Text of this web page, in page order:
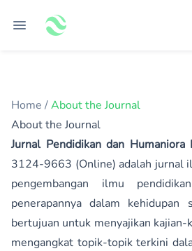
Home /About the Journal
About the Journal
Jurnal Pendidikan dan Humaniora
3124-9663 (Online) adalah jurnal
pengembangan ilmu
penerapannya dalam kehidupan
bertujuan untuk menyajikan kajian-
mengangkat topik-topik terkini